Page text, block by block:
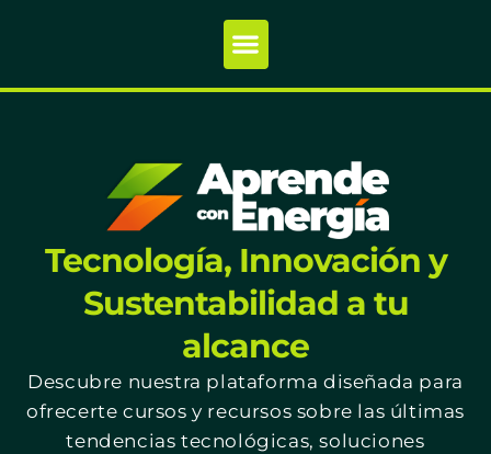
Tecnología, Innovación y
Sustentabilidad a tu
alcance
Descubre nuestra plataforma diseñada para
ofrecerte cursos y recursos sobre las últimas
tendencias tecnológicas, soluciones